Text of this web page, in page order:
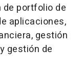
portfolio de
aplicaciones,
gestión
gestión de